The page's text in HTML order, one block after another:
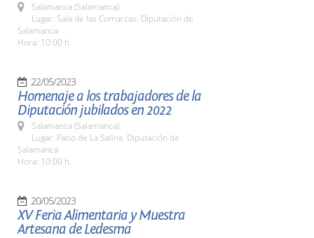
Salamanca (Salamanca)
Lugar: Sala de las Comarcas. Diputación de
Salamanca
Hora: 10:00 h.
22/05/2023
Homenaje a los trabajadores de la
Diputación jubilados en 2022
Salamanca (Salamanca)
Lugar: Patio de La Salina. Diputación de
Salamanca
Hora: 10:00 h.
20/05/2023
XV Feria Alimentaria y Muestra
Artesana de Ledesma